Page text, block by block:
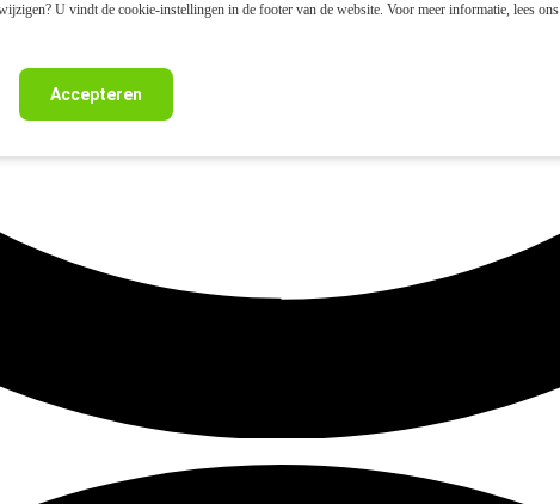
U vindt de cookie-instellingen in de footer van de website. Voor meer informatie, lees ons
Accepteren